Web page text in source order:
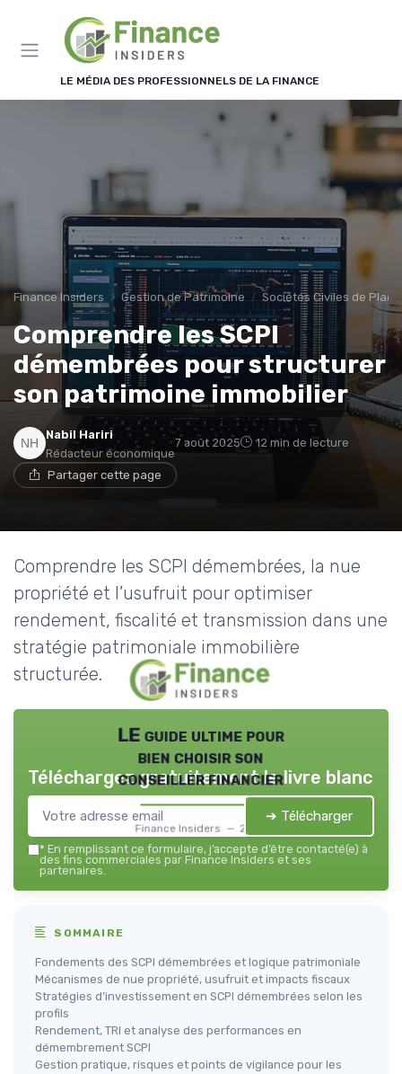
LE MÉDIA DES PROFESSIONNELS DE LA FINANCE
Finance Insiders Gestion de Patrimoine Sociétés Civiles de
Comprendre les SCPI
démembrées pour structurer
son patrimoine immobilier
Nabil Hariri
Rédacteur économique
7 août 2025 12 min de lecture
Partager cette page
Comprendre les SCPI démembrées, la nue
propriété et l’usufruit pour optimiser
rendement, fiscalité et transmission dans une
stratégie patrimoniale immobilière
structurée.
LE guide ultime pour
bien choisir son
conseiller financier
Finance Insiders — 2026
Téléchargez gratuitement le livre blanc
➔ Télécharger
* En remplissant ce formulaire, j’accepte d’être contacté(e) à
des fins commerciales par Finance Insiders et ses
partenaires.
SOMMAIRE
Fondements des SCPI démembrées et logique patrimoniale
Mécanismes de nue propriété, usufruit et impacts fiscaux
Stratégies d’investissement en SCPI démembrées selon les
profils
Rendement, TRI et analyse des performances en
démembrement SCPI
Gestion pratique, risques et points de vigilance pour les